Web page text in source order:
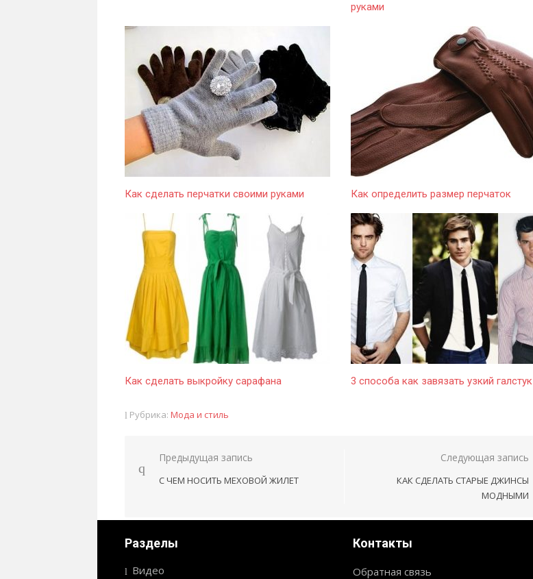
руками
Как сделать перчатки своими руками Как определить размер перчаток
Как сделать выкройку сарафана 3 способа как завязать узкий галстук
Рубрика: Мода и стиль
Навигация
Предыдущая запись
С ЧЕМ НОСИТЬ МЕХОВОЙ ЖИЛЕТ
Следующая запись
КАК СДЕЛАТЬ СТАРЫЕ ДЖИНСЫ
МОДНЫМИ
Разделы
Видео
Контакты
Обратная связь